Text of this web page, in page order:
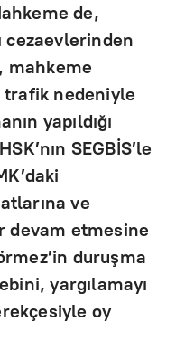
de,
cezaevlerinden
mahkeme
trafik nedeniyle
yapıldığı
SEGBİS’le
ve
devam etmesine
duruşma
yargılamayı
oy